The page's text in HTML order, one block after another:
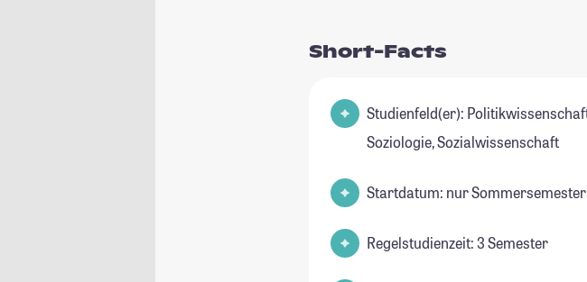
Short-Facts
Studienfeld(er): Politikwissenschaft,
Soziologie, Sozialwissenschaft
Startdatum: nur Sommersemester
Regelstudienzeit: 3 Semester